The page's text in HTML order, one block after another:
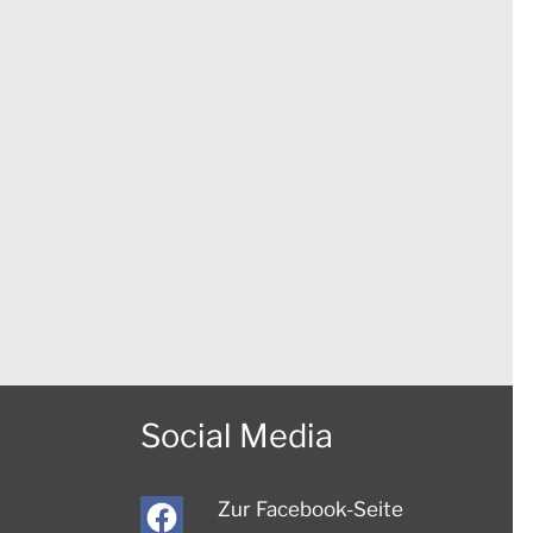
Social Media
Zur Facebook-Seite